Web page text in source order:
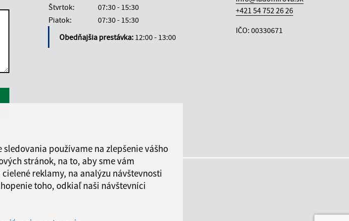
používame na zlepšenie vášho
stránok, na to, aby sme vám
reklamy, na analýzu návštevnosti
toho, odkiaľ naši návštevníci
Štvrtok:
07:30 - 15:30
Piatok:
07:30 - 15:30
Obedňajšia prestávka: 12:00 - 13:00
+421 54 752 26 26
IČO: 00330671